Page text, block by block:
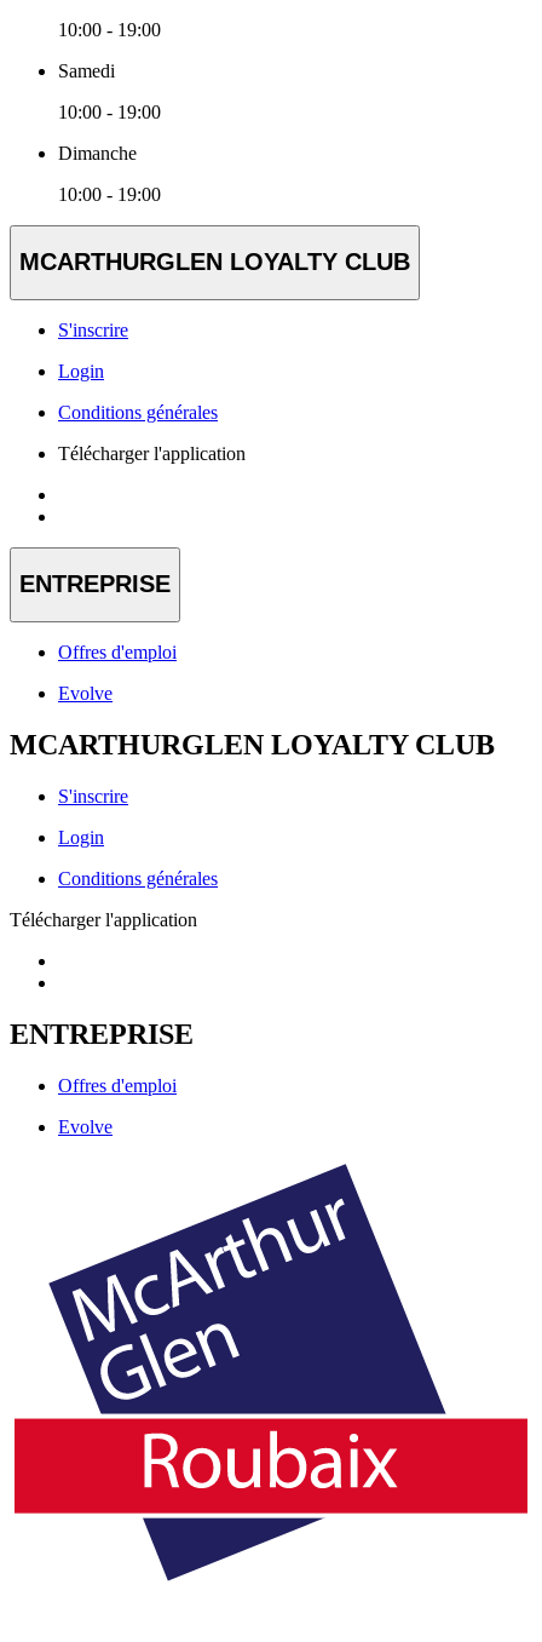
10:00 - 19:00
Samedi
10:00 - 19:00
Dimanche
10:00 - 19:00
MCARTHURGLEN LOYALTY CLUB
S'inscrire
Login
Conditions générales
Télécharger l'application
ENTREPRISE
Offres d'emploi
Evolve
MCARTHURGLEN LOYALTY CLUB
S'inscrire
Login
Conditions générales
Télécharger l'application
ENTREPRISE
Offres d'emploi
Evolve